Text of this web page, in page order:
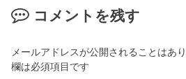
コメントを残す
メールアドレスが公開されることはあり
欄は必須項目です